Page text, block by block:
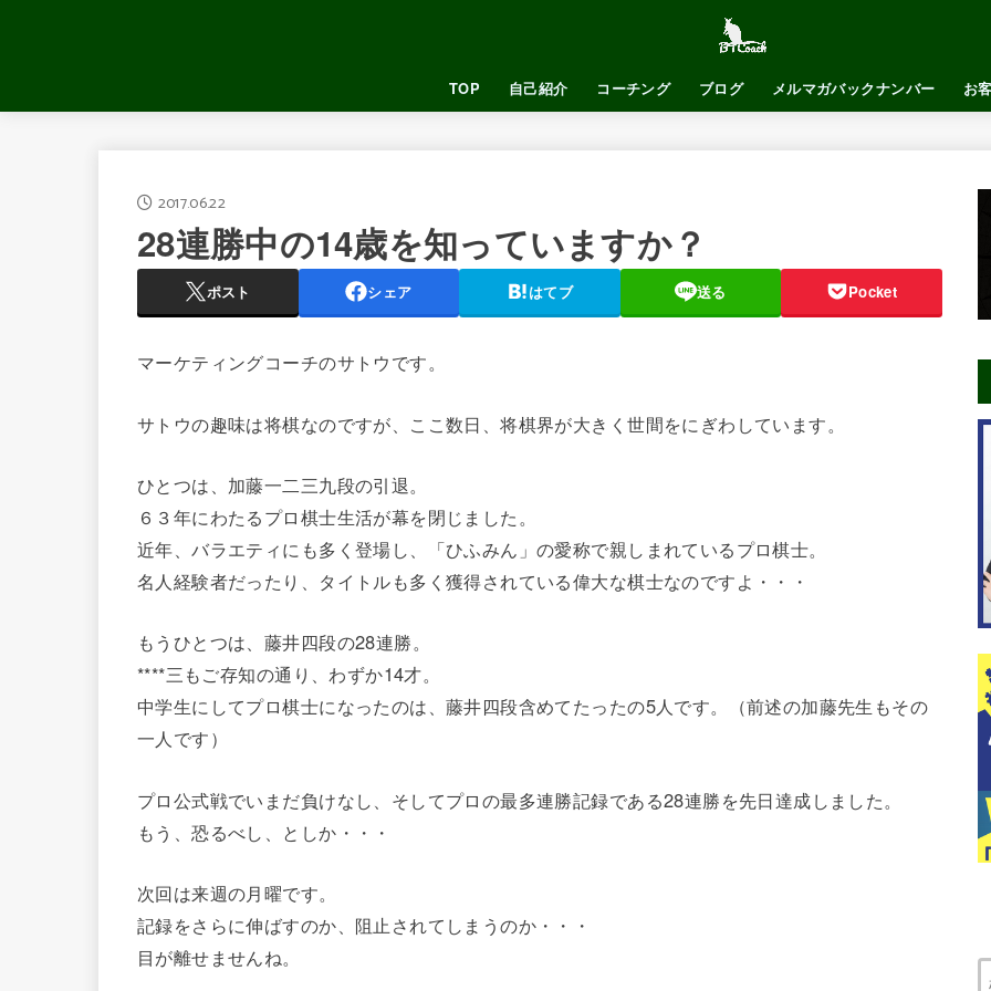
TOP 自己紹介 コーチング ブログ メルマガバックナンバー お
2017.06.22
28連勝中の14歳を知っていますか？
ポスト シェア はてブ 送る Pocket
マーケティングコーチのサトウです。
サトウの趣味は将棋なのですが、ここ数日、将棋界が大きく世間をにぎわしています。
ひとつは、加藤一二三九段の引退。
６３年にわたるプロ棋士生活が幕を閉じました。
近年、バラエティにも多く登場し、「ひふみん」の愛称で親しまれているプロ棋士。
名人経験者だったり、タイトルも多く獲得されている偉大な棋士なのですよ・・・
もうひとつは、藤井四段の28連勝。
****三もご存知の通り、わずか14才。
中学生にしてプロ棋士になったのは、藤井四段含めてたったの5人です。（前述の加藤先生もその
一人です）
プロ公式戦でいまだ負けなし、そしてプロの最多連勝記録である28連勝を先日達成しました。
もう、恐るべし、としか・・・
次回は来週の月曜です。
記録をさらに伸ばすのか、阻止されてしまうのか・・・
目が離せませんね。